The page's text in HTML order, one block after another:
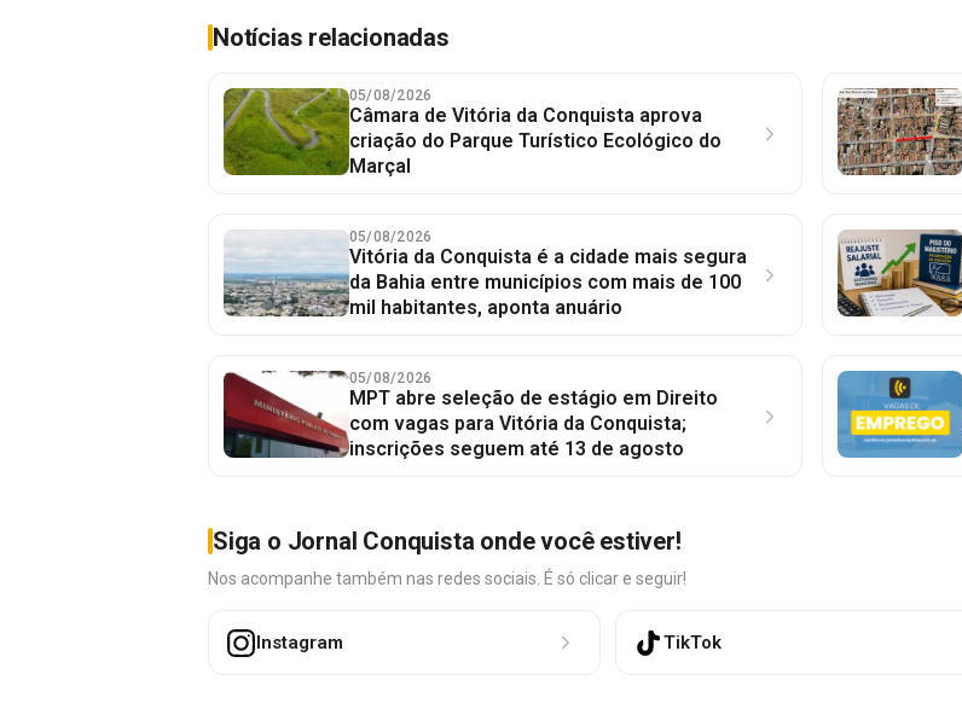
Notícias relacionadas
05/08/2026
Câmara de Vitória da Conquista aprova
criação do Parque Turístico Ecológico do
Marçal
05/08/2026
Vitória da Conquista é a cidade mais segura
da Bahia entre municípios com mais de 100
mil habitantes, aponta anuário
05/08/2026
MPT abre seleção de estágio em Direito
com vagas para Vitória da Conquista;
inscrições seguem até 13 de agosto
Siga o Jornal Conquista onde você estiver!
Nos acompanhe também nas redes sociais. É só clicar e seguir!
Instagram TikTok